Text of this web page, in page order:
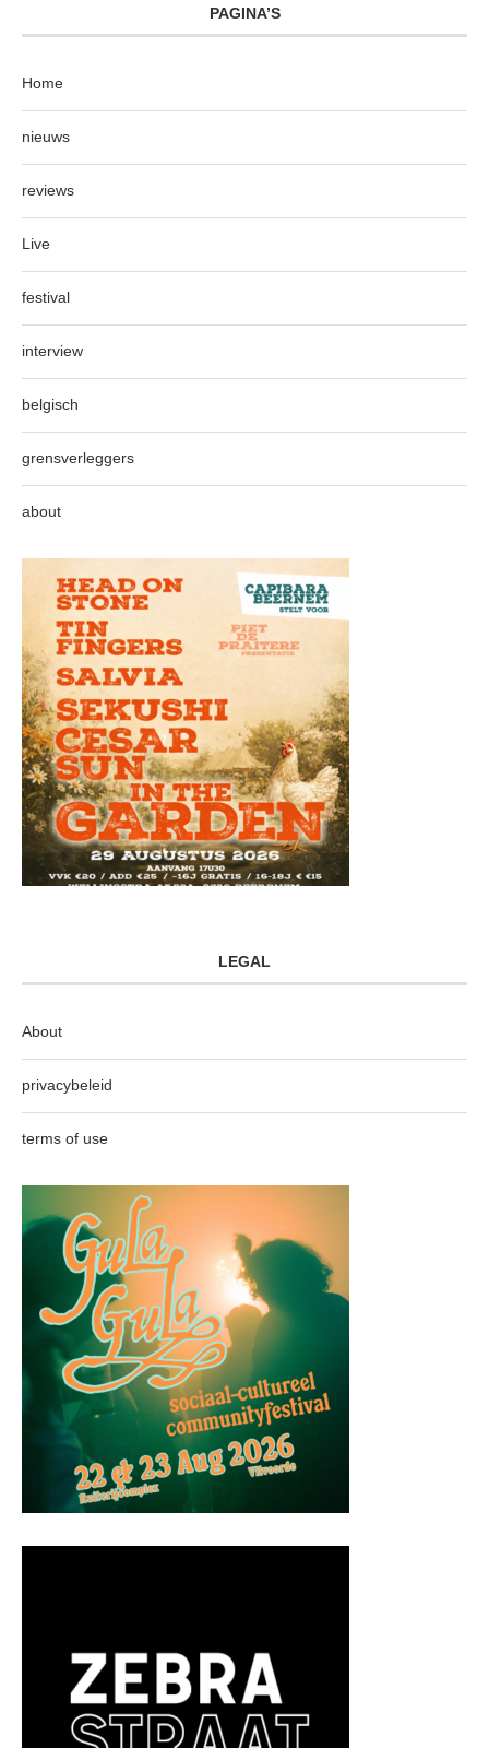
PAGINA’S
Home
nieuws
reviews
Live
festival
interview
belgisch
grensverleggers
about
LEGAL
About
privacybeleid
terms of use